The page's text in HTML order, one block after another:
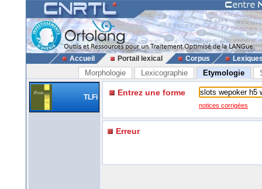
Accueil Portail lexical Corpus
Morphologie Lexicographie Etymologie
TLFi Entrez une forme
notices corrigées
Erreur